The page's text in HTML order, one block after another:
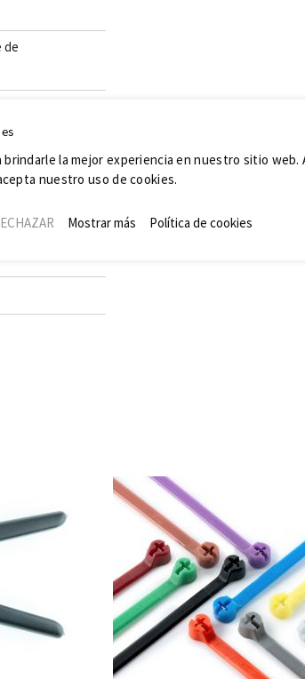
de
brindarle la mejor experiencia en nuestro sitio web.
nuestro uso de cookies.
Mostrar más Política de cookies